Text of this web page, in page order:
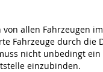
allen Fahrzeugen
Fahrzeuge durch die
nicht unbedingt
einzubinden.